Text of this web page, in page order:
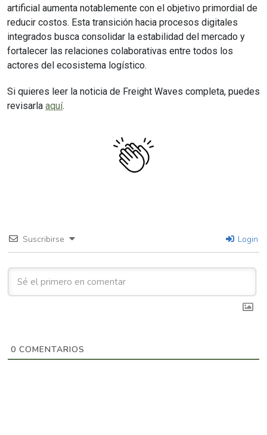
artificial aumenta notablemente con el objetivo primordial de
reducir costos. Esta transición hacia procesos digitales
integrados busca consolidar la estabilidad del mercado y
fortalecer las relaciones colaborativas entre todos los
actores del ecosistema logístico.
Si quieres leer la noticia de Freight Waves completa, puedes
revisarla aquí.
Suscribirse Login
0 COMENTARIOS